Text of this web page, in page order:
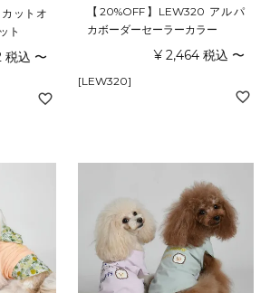
カットオ
ト
税込 〜
【20%OFF】LEW320 アルパ
カボーダーセーラーカラー
¥ 2,464 税込 〜
[LEW320]